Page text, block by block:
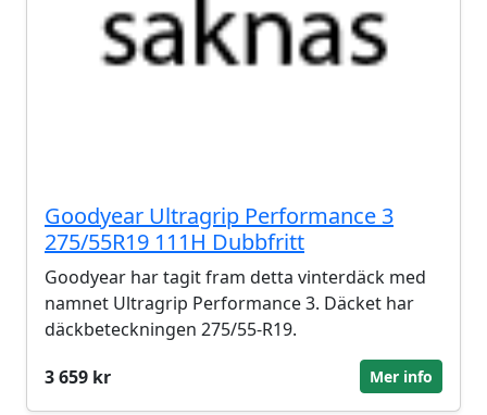
Goodyear Ultragrip Performance 3
275/55R19 111H Dubbfritt
Goodyear har tagit fram detta vinterdäck med
namnet Ultragrip Performance 3. Däcket har
däckbeteckningen 275/55-R19.
3 659 kr
Mer info